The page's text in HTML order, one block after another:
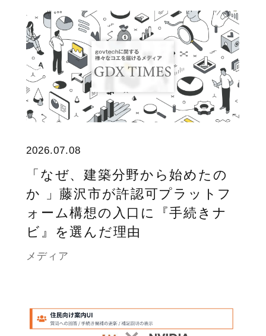
2026.07.08
「なぜ、建築分野から始めたの
か 」藤沢市が許認可プラットフ
ォーム構想の入口に『手続きナ
ビ』を選んだ理由
メディア